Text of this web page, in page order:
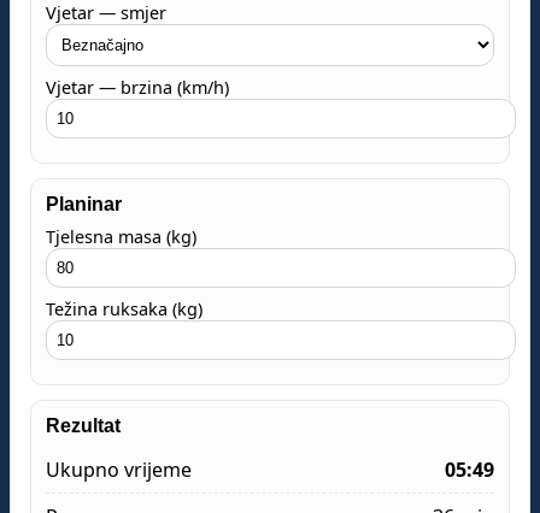
Vjetar — smjer
Vjetar — brzina (km/h)
Planinar
Tjelesna masa (kg)
Težina ruksaka (kg)
Rezultat
Ukupno vrijeme
05:49